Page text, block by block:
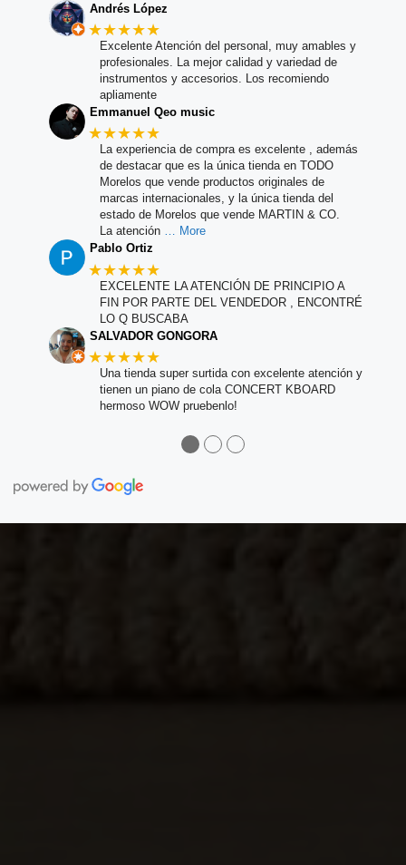
Andrés López
★★★★★
Excelente Atención del personal, muy amables y
profesionales. La mejor calidad y variedad de
instrumentos y accesorios. Los recomiendo
apliamente
Emmanuel Qeo music
★★★★★
La experiencia de compra es excelente , además
de destacar que es la única tienda en TODO
Morelos que vende productos originales de
marcas internacionales, y la única tienda del
estado de Morelos que vende MARTIN & CO.
La atención … More
Pablo Ortiz
★★★★★
EXCELENTE LA ATENCIÓN DE PRINCIPIO A
FIN POR PARTE DEL VENDEDOR , ENCONTRÉ
LO Q BUSCABA
SALVADOR GONGORA
★★★★★
Una tienda super surtida con excelente atención y
tienen un piano de cola CONCERT KBOARD
hermoso WOW pruebenlo!
●●●